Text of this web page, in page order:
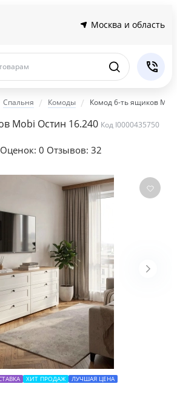
Москва и область
Спальня Комоды Комод 6-ть ящиков
Mobi Остин 16.240 Код I0000435750
Оценок: 0 Отзывов: 32
ХИТ ПРОДАЖ ЛУЧШАЯ ЦЕНА